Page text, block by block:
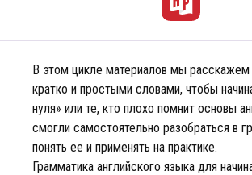
В этом цикле материалов мы расскажем
кратко и простыми словами, чтобы
нуля» или те, кто плохо помнит основы
смогли самостоятельно разобраться в
понять ее и применять на практике.
Грамматика английского языка для